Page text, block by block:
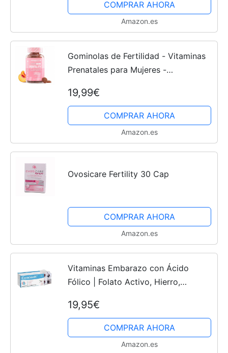
COMPRAR AHORA
Amazon.es
Gominolas de Fertilidad - Vitaminas
Prenatales para Mujeres -
Fólico, Inositol, Q10 Coenzima y Zinc
- Vegano - Sin...
19,99€
COMPRAR AHORA
Amazon.es
Ovosicare Fertility 30 Cap
COMPRAR AHORA
Amazon.es
Vitaminas Embarazo con Ácido
Fólico | Folato Activo, Hierro,
Fertilidad Mujer | Pastillas Embarazo
para Concepción,...
19,95€
COMPRAR AHORA
Amazon.es